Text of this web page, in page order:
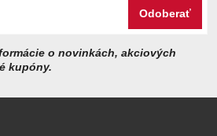
Odoberať
o novinkách, akciových
kupóny.